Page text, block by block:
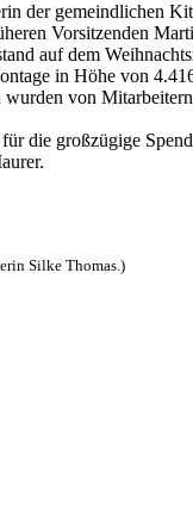
der gemeindlichen
Vorsitzenden
auf dem
in Höhe von
von
die großzügige
Silke Thomas.)